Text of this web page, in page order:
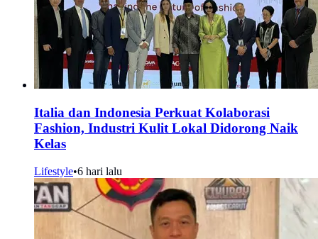
Italia dan Indonesia Perkuat Kolaborasi
Fashion, Industri Kulit Lokal Didorong Naik
Kelas
Lifestyle•6 hari lalu